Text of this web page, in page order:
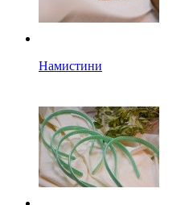
Намистини